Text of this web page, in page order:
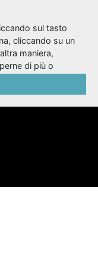
/
sul tasto
cliccando su un
maniera,
di più o